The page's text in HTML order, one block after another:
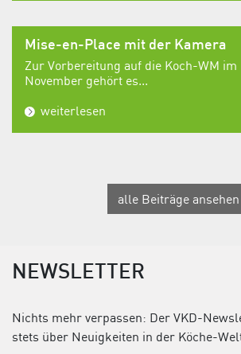
Mise-en-Place mit der Kamera
Zur Vorbereitung auf die Koch-WM im
November gehört es...
weiterlesen
alle Beiträge ansehen
NEWSLETTER
Nichts mehr verpassen: Der VKD-
stets über Neuigkeiten in der Köche-